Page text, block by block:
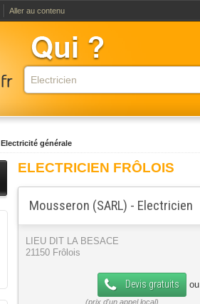
Aller au contenu
Electricité générale
ELECTRICIEN FRÔLOIS
Mousseron (SARL) - Electricien
LIEU DIT LA BESACE
21150 Frôlois
Devis gratuits ou